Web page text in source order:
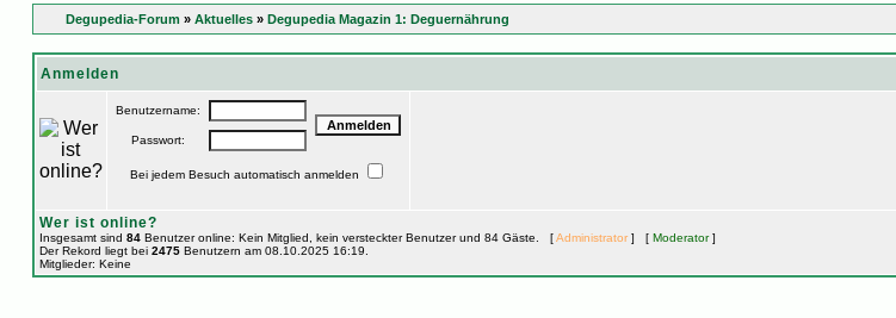
Degupedia-Forum » Aktuelles » Degupedia Magazin 1: Deguernährung
Anmelden
Benutzername:
Passwort:
Bei jedem Besuch automatisch anmelden
Wer ist online?
Insgesamt sind 84Benutzer online: Kein Mitglied, kein versteckter Benutzer und 84 Gäste. [Administrator] [ Moderator]
Der Rekord liegt bei 2475Benutzern am 08.10.2025 16:19.
Mitglieder: Keine